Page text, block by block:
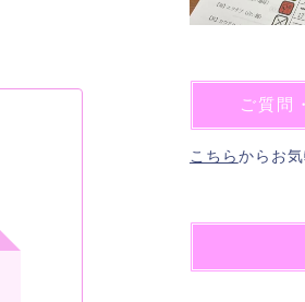
ご質問
こちら からお気